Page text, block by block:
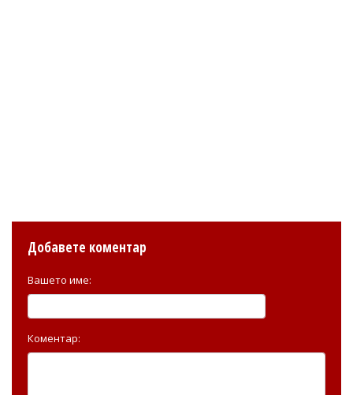
Добавете коментар
Вашето име:
Коментар: